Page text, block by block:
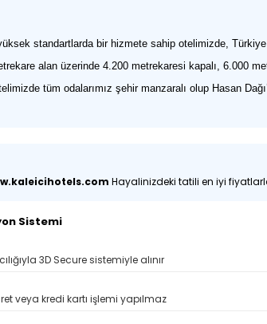
standartlarda bir hizmete sahip otelimizde,
alan üzerinde 4.200 metrekaresi kapalı, 6.000
tüm odalarımız şehir manzaralı olup Hasan
Hayalinizdeki tatili en iyi
Sistemi
3D Secure sistemiyle alınır
veya kredi kartı işlemi yapılmaz